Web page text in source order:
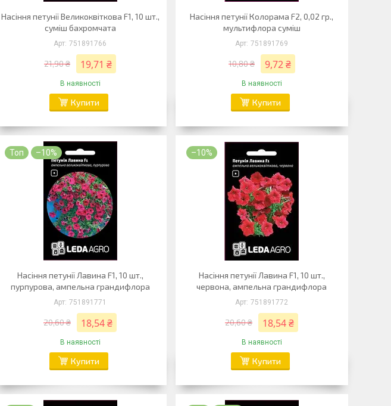
Насіння петунії Великоквіткова F1, 10 шт.,
суміш бахромчата
751891766
21,90 ₴ 19,71 ₴
В наявності
Купити
Насіння петунії Колорама F2, 0,02 гр.,
мультифлора суміш
751891769
10,80 ₴ 9,72 ₴
В наявності
Купити
Топ –10%
Насіння петунії Лавина F1, 10 шт.,
пурпурова, ампельна грандифлора
751891771
20,60 ₴ 18,54 ₴
В наявності
Купити
–10%
Насіння петунії Лавина F1, 10 шт.,
червона, ампельна грандифлора
751891772
20,60 ₴ 18,54 ₴
В наявності
Купити